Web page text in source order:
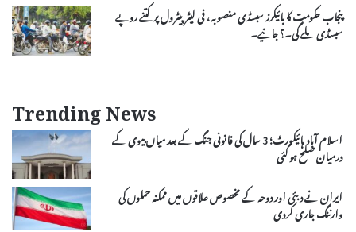
پنجاب حکومت کا بائیکرز سبسڈی منصوبہ، فی لیٹر پیٹرول پر کتنے روپے
سبسڈی ملے گی۔؟ جانیے۔
Trending News
اسلام آباد ہائیکورٹ؛ 3 سال کی قانونی جنگ کے بعد میاں بیوی کے
درمیان صلح ہو گئی
ایران نے دبئی اور دوحہ کے مخصوص علاقوں میں ممکنہ حملوں کی
وارننگ جاری کردی